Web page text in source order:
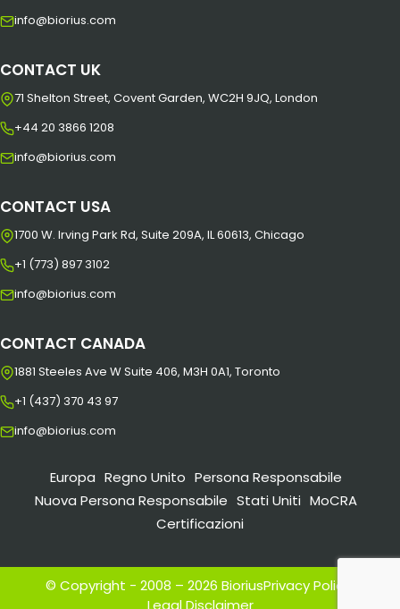
info@biorius.com
CONTACT UK
71 Shelton Street, Covent Garden, WC2H 9JQ, London
+44 20 3866 1208
info@biorius.com
CONTACT USA
1700 W. Irving Park Rd, Suite 209A, IL 60613, Chicago
+1 (773) 897 3102
info@biorius.com
CONTACT CANADA
1881 Steeles Ave W Suite 406, M3H 0A1, Toronto
+1 (437) 370 43 97
info@biorius.com
Europa Regno Unito Persona Responsabile
Nuova Persona Responsabile Stati Uniti MoCRA
Certificazioni
© Copyright - 2008 – 2026 BioriusPrivacy Policy
Legal Disclaimer